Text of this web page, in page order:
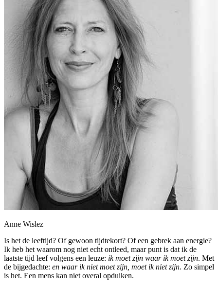
Anne Wislez
Is het de leeftijd? Of gewoon tijdtekort? Of een gebrek aan energie?
Ik heb het waarom nog niet echt ontleed, maar punt is dat ik de
laatste tijd leef volgens een leuze: ik moet zijn waar ik moet zijn. Met
de bijgedachte: en waar ik niet moet zijn, moet ik niet zijn. Zo simpel
is het. Een mens kan niet overal opduiken.